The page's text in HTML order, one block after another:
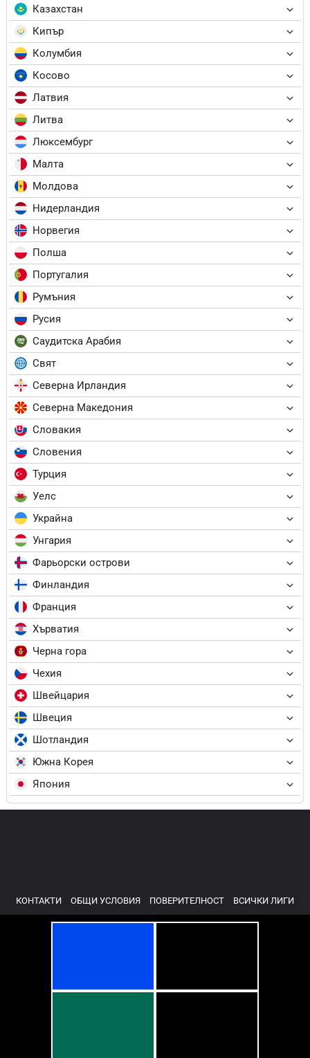
Казахстан
Кипър
Колумбия
Косово
Латвия
Литва
Люксембург
Малта
Молдова
Нидерландия
Норвегия
Полша
Португалия
Румъния
Русия
Саудитска Арабия
Свят
Северна Ирландия
Северна Македония
Словакия
Словения
Турция
Уелс
Украйна
Унгария
Фарьорски острови
Финландия
Франция
Хърватия
Черна гора
Чехия
Швейцария
Швеция
Шотландия
Южна Корея
Япония
КОНТАКТИ ОБЩИ УСЛОВИЯ ПОВЕРИТЕЛНОСТ ВСИЧКИ ЛИГИ